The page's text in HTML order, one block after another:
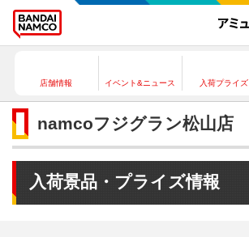
店舗情報 イベント&ニュース 入荷プライズ
namcoフジグラン松山店
入荷景品・プライズ情報